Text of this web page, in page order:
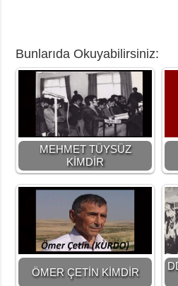
Bunlarıda Okuyabilirsiniz:
MEHMET TÜYSÜZ
KİMDİR
ÖMER ÇETİN KİMDİR